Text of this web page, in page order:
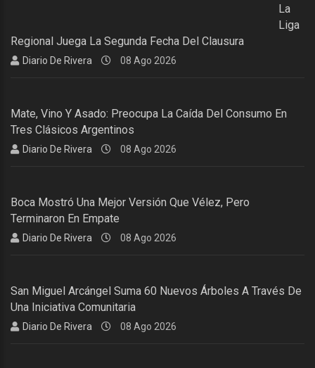
La
Liga
Regional Juega La Segunda Fecha Del Clausura
Diario De Rivera 08 Ago 2026
Mate, Vino Y Asado: Preocupa La Caída Del Consumo En
Tres Clásicos Argentinos
Diario De Rivera 08 Ago 2026
Boca Mostró Una Mejor Versión Que Vélez, Pero
Terminaron En Empate
Diario De Rivera 08 Ago 2026
San Miguel Arcángel Suma 60 Nuevos Árboles A Través De
Una Iniciativa Comunitaria
Diario De Rivera 08 Ago 2026